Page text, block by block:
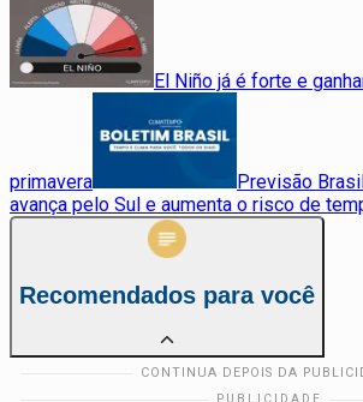
El Niño já é forte e
primavera
Previsão
avança pelo Sul e aumenta o risco de
Recomendados para você